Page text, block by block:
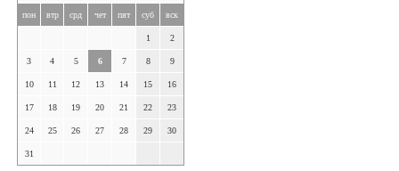
пон втр срд чет пят суб вск
1 2
3 4 5 6 7 8 9
10 11 12 13 14 15 16
17 18 19 20 21 22 23
24 25 26 27 28 29 30
31